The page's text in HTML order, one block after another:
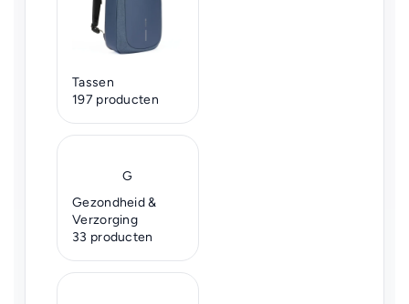
Tassen
197 producten
G
Gezondheid &
Verzorging
33 producten